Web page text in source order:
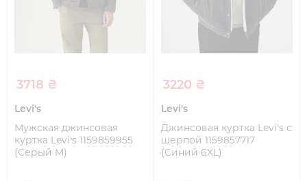
3718 ₴
Levi's
Мужская джинсовая
куртка Levi's 1159859955
(Серый M)
3220 ₴
Levi's
Джинсовая куртка Levi's с
шерпой 1159857717
(Синий 6XL)